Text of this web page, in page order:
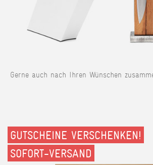
Gerne auch nach Ihren Wünschen
GUTSCHEINE VERSCHENKEN!
SOFORT-VERSAND